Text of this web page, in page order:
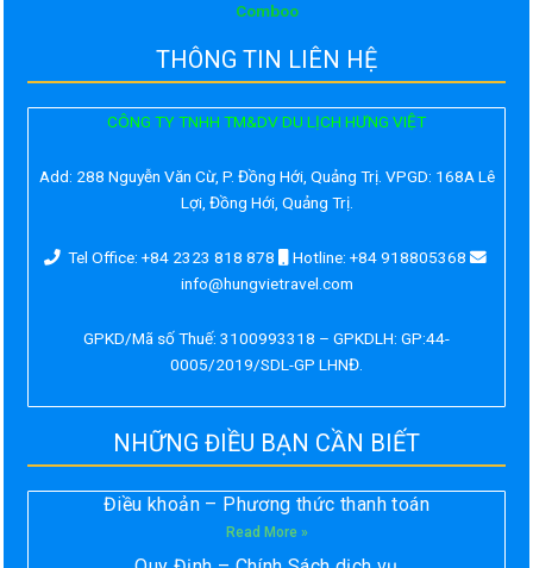
Comboo
THÔNG TIN LIÊN HỆ
CÔNG TY TNHH TM&DV DU LỊCH HƯNG VIỆT
Add: 288 Nguyễn Văn Cừ, P. Đồng Hới, Quảng Trị. VPGD: 168A Lê
Lợi, Đồng Hới, Quảng Trị.
Tel Office: +84 2323 818 878
Hotline: +84 918805368
info@hungvietravel.com
GPKD/Mã số Thuế: 3100993318 – GPKDLH: GP:44-
0005/2019/SDL-GP LHNĐ.
NHỮNG ĐIỀU BẠN CẦN BIẾT
Điều khoản – Phương thức thanh toán
Read More »